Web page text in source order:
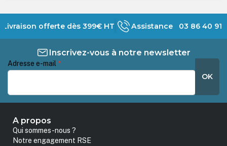
Livraison offerte dès 399€ HT Assistance 03 86 40 91
Inscrivez-vous à notre newsletter
Adresse e-mail *
OK
A propos
Qui sommes-nous ?
Notre engagement RSE